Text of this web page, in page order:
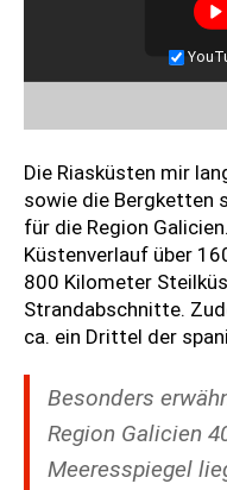
Die Riasküsten mir
sowie die Bergketten
für die Region
Küstenverlauf über
800 Kilometer
Strandabschnitte.
ca. ein Drittel der
Besonders
Region Galicien
Meeresspiegel